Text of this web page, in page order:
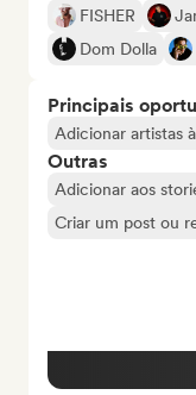
FISHER
Dom Dolla
Principais
Adicionar artistas
Outras
Adicionar aos
Criar um post ou